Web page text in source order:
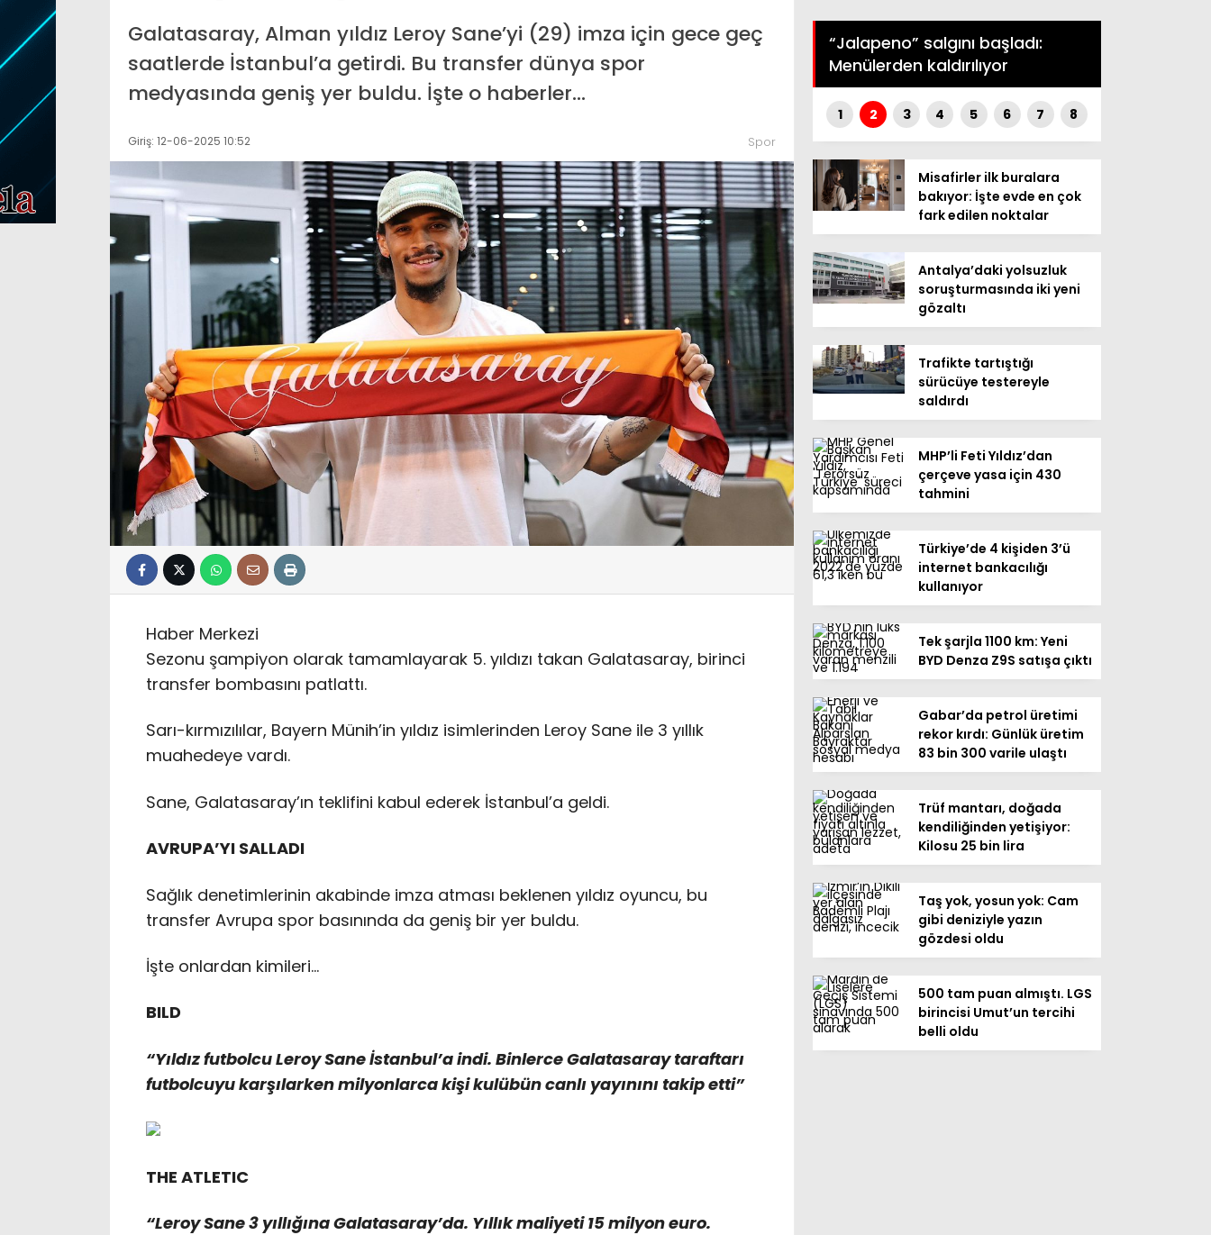
Galatasaray, Alman yıldız Leroy Sane’yi (29) imza için gece geç
saatlerde İstanbul’a getirdi. Bu transfer dünya spor
medyasında geniş yer buldu. İşte o haberler…
Giriş: 12-06-2025 10:52 Spor
Haber Merkezi
Sezonu şampiyon olarak tamamlayarak 5. yıldızı takan Galatasaray, birinci
transfer bombasını patlattı.
Sarı-kırmızılılar, Bayern Münih’in yıldız isimlerinden Leroy Sane ile 3 yıllık
muahedeye vardı.
Sane, Galatasaray’ın teklifini kabul ederek İstanbul’a geldi.
AVRUPA’YI SALLADI
Sağlık denetimlerinin akabinde imza atması beklenen yıldız oyuncu, bu
transfer Avrupa spor basınında da geniş bir yer buldu.
İşte onlardan kimileri…
BILD
“Yıldız futbolcu Leroy Sane İstanbul’a indi. Binlerce Galatasaray taraftarı
futbolcuyu karşılarken milyonlarca kişi kulübün canlı yayınını takip etti”
THE ATLETIC
“Leroy Sane 3 yıllığına Galatasaray’da. Yıllık maliyeti 15 milyon euro.
230 belediye başkanı
geçiyor
Murat Kurum duyurdu: 5 şehirde
orman yangınları bilançosu
Hastane çatısında Azrail şoku.
Hastalara dik dik baktı, garip
sesler çıkardı
“Jalapeno” salgını başladı:
Menülerden kaldırılıyor
1 2 3 4 5 6 7 8
Misafirler ilk buralara
bakıyor: İşte evde en çok
fark edilen noktalar
Antalya’daki yolsuzluk
soruşturmasında iki yeni
gözaltı
Trafikte tartıştığı
sürücüye testereyle
saldırdı
MHP’li Feti Yıldız’dan
çerçeve yasa için 430
tahmini
Türkiye’de 4 kişiden 3’ü
internet bankacılığı
kullanıyor
Tek şarjla 1100 km: Yeni
BYD Denza Z9S satışa çıktı
Gabar’da petrol üretimi
rekor kırdı: Günlük üretim
83 bin 300 varile ulaştı
Trüf mantarı, doğada
kendiliğinden yetişiyor:
Kilosu 25 bin lira
Taş yok, yosun yok: Cam
gibi deniziyle yazın
gözdesi oldu
500 tam puan almıştı. LGS
birincisi Umut’un tercihi
belli oldu